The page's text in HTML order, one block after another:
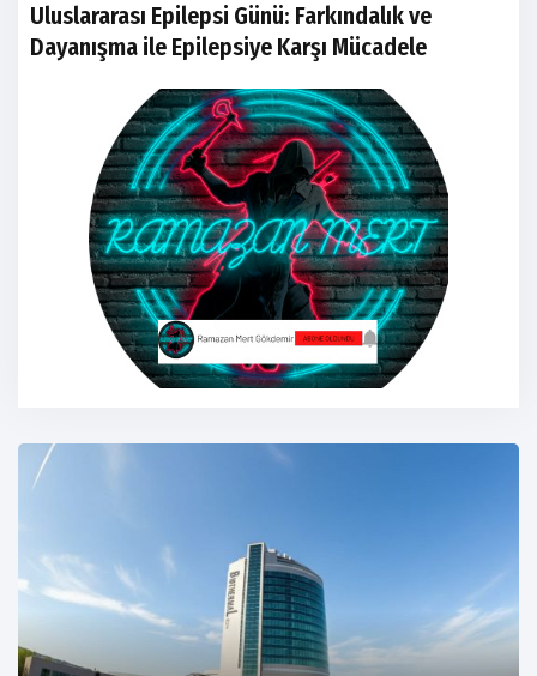
Uluslararası Epilepsi Günü: Farkındalık ve
Dayanışma ile Epilepsiye Karşı Mücadele